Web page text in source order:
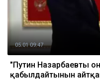
05.01 09:47
"Путин Назарбаевты
қабылдайтынын